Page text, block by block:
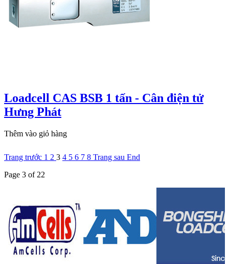
Loadcell CAS BSB 1 tấn - Cân điện tử
Hưng Phát
Thêm vào giỏ hàng
Trang trước 1 2 3 4 5 6 7 8 Trang sau End
Page 3 of 22